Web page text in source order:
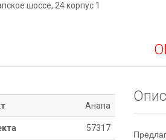
шоссе, 24 корпус 1
Анапа
57317